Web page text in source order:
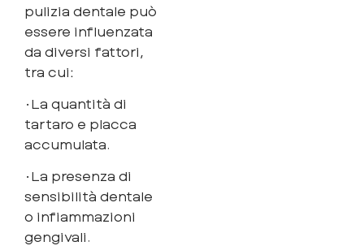
pulizia dentale può
essere influenzata
da diversi fattori,
tra cui:
•La quantità di
tartaro e placca
accumulata.
•La presenza di
sensibilità dentale
o infiammazioni
gengivali.